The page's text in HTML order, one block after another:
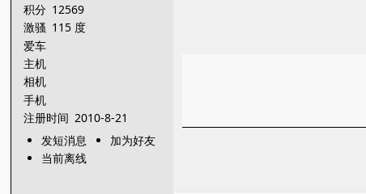
积分 12569
激骚 115 度
爱车
主机
相机
手机
注册时间 2010-8-21
发短消息
加为好友
当前离线